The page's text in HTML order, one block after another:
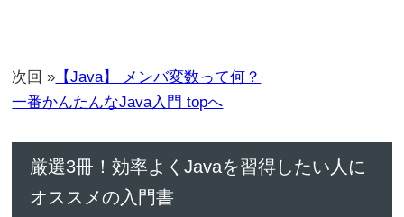
次回 » 【Java】 メンバ変数って何？
一番かんたんなJava入門 topへ
厳選3冊！効率よくJavaを習得したい人に
オススメの入門書